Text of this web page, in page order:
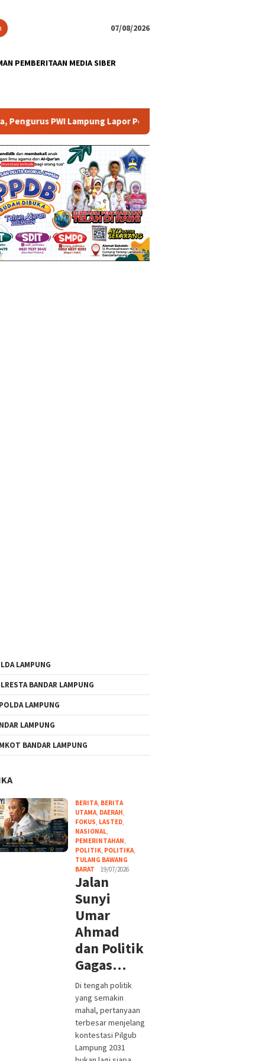
07/08/2026
PEMBERITAAN MEDIA SIBER
Lampung Lapor Polisi, DPRD Minta Aparat Lingkungan
LAMPUNG
BANDAR LAMPUNG
LAMPUNG
LAMPUNG
BANDAR LAMPUNG
BERITA, BERITA
UTAMA, DAERAH,
FOKUS, LASTED,
NASIONAL,
PEMERINTAHAN,
POLITIK, POLITIKA,
TULANG BAWANG
BARAT
19/07/2026
Jalan
Sunyi
Umar
Ahmad
dan Politik
Gagas…
Di tengah politik
yang semakin
mahal, pertanyaan
terbesar menjelang
kontestasi Pilgub
Lampung 2031